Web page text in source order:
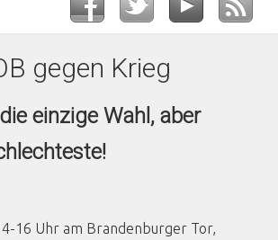
gegen Krieg
einzige Wahl, aber
16 Uhr am Brandenburger Tor,